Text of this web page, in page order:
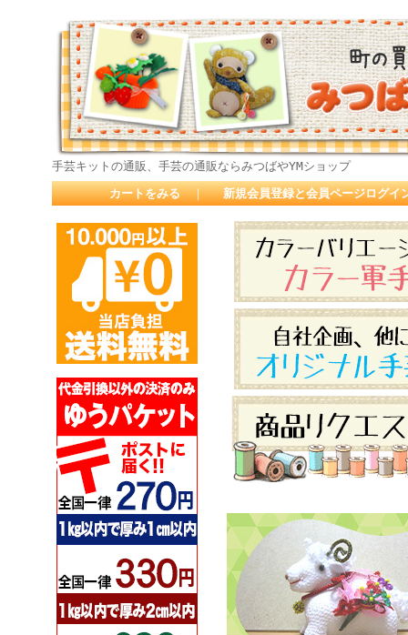
手芸キットの通販、手芸の通販ならみつばやYMショップ
カートをみる ｜ 新規会員登録と会員ページログイ